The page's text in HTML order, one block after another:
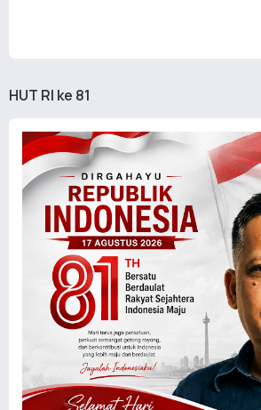
HUT RI ke 81